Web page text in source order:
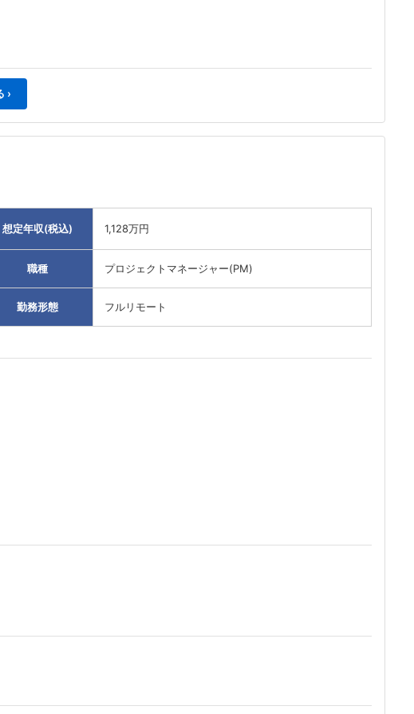
›
想定年収(税込) 1,128万円
職種 プロジェクトマネージャー(PM)
勤務形態 フルリモート